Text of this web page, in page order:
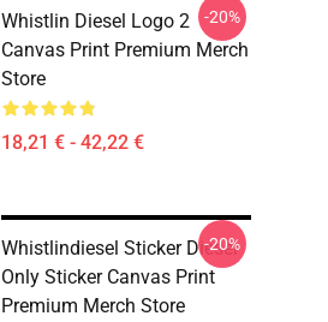
Whistlin Diesel Logo 2
Canvas Print Premium Merch
Store
18,21 € - 42,22 €
-20%
Whistlindiesel Sticker Diesel
Only Sticker Canvas Print
Premium Merch Store
-20%